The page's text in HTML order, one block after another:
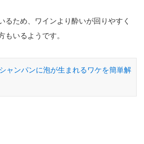
るため、ワインより酔いが回りやすく
もいるようです。
ャンパンに泡が生まれるワケを簡単解